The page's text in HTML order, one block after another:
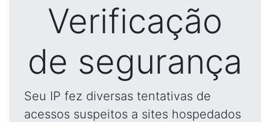
Verificação
de segurança
Seu IP fez diversas tentativas de
acessos suspeitos a sites hospedados